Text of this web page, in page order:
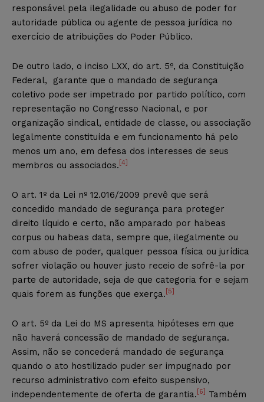
responsável pela ilegalidade ou abuso de poder for
autoridade pública ou agente de pessoa jurídica no
exercício de atribuições do Poder Público.
De outro lado, o inciso LXX, do art. 5º, da Constituição
Federal, garante que o mandado de segurança
coletivo pode ser impetrado por partido político, com
representação no Congresso Nacional, e por
organização sindical, entidade de classe, ou associação
legalmente constituída e em funcionamento há pelo
menos um ano, em defesa dos interesses de seus
membros ou associados. [4]
O art. 1º da Lei nº 12.016/2009 prevê que será
concedido mandado de segurança para proteger
direito líquido e certo, não amparado por habeas
corpus ou habeas data, sempre que, ilegalmente ou
com abuso de poder, qualquer pessoa física ou jurídica
sofrer violação ou houver justo receio de sofrê-la por
parte de autoridade, seja de que categoria for e sejam
quais forem as funções que exerça. [5]
O art. 5º da Lei do MS apresenta hipóteses em que
não haverá concessão de mandado de segurança.
Assim, não se concederá mandado de segurança
quando o ato hostilizado puder ser impugnado por
recurso administrativo com efeito suspensivo,
independentemente de oferta de garantia. [6]
Também